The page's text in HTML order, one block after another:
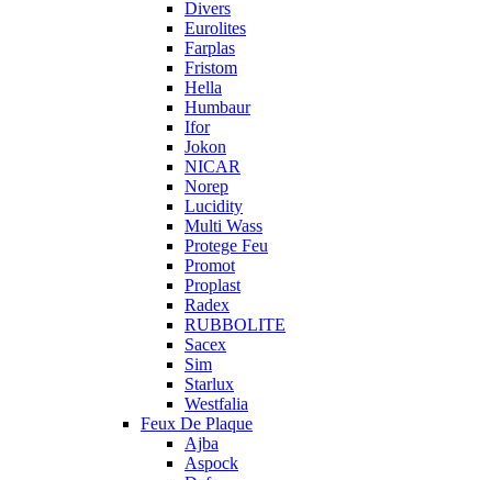
Divers
Eurolites
Farplas
Fristom
Hella
Humbaur
Ifor
Jokon
NICAR
Norep
Lucidity
Multi Wass
Protege Feu
Promot
Proplast
Radex
RUBBOLITE
Sacex
Sim
Starlux
Westfalia
Feux De Plaque
Ajba
Aspock